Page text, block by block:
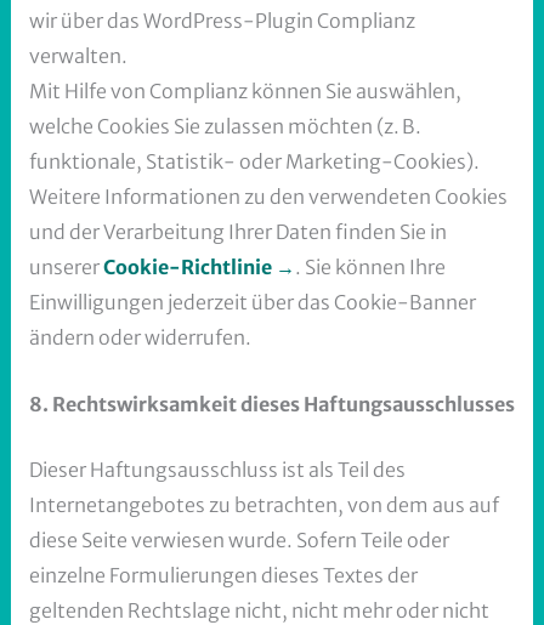
wir über das WordPress-Plugin Complianz
verwalten.
Mit Hilfe von Complianz können Sie auswählen,
welche Cookies Sie zulassen möchten (z. B.
funktionale, Statistik- oder Marketing-Cookies).
Weitere Informationen zu den verwendeten Cookies
und der Verarbeitung Ihrer Daten finden Sie in
unsererCookie-Richtlinie → . Sie können Ihre
Einwilligungen jederzeit über das Cookie-Banner
ändern oder widerrufen.
8. Rechtswirksamkeit dieses Haftungsausschlusses
Dieser Haftungsausschluss ist als Teil des
Internetangebotes zu betrachten, von dem aus auf
diese Seite verwiesen wurde. Sofern Teile oder
einzelne Formulierungen dieses Textes der
geltenden Rechtslage nicht, nicht mehr oder nicht